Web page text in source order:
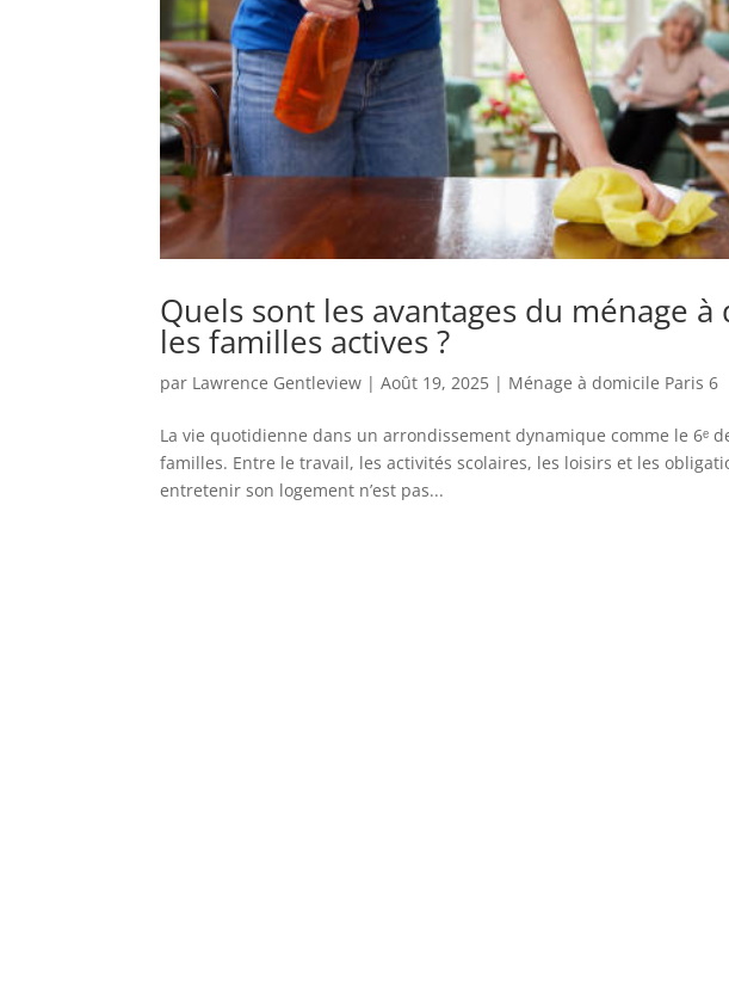
Quels sont les avantages du ménage
les familles actives ?
par Lawrence Gentleview |Août 19, 2025 | Ménage à domicile Paris 6
La vie quotidienne dans un arrondissement dynamique comme le 6ᵉ
familles. Entre le travail, les activités scolaires, les loisirs et les
entretenir son logement n’est pas...